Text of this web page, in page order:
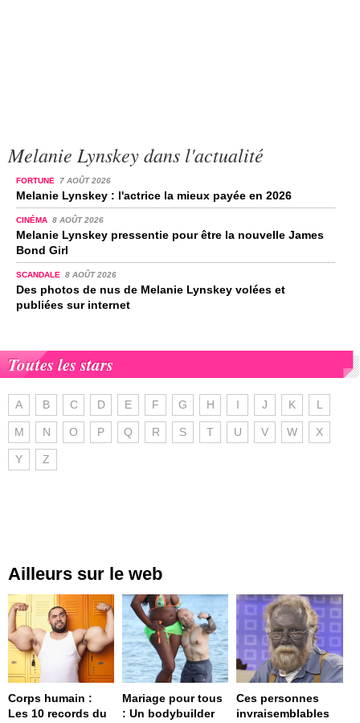
Melanie Lynskey dans l'actualité
FORTUNE 7 AOÛT 2026
Melanie Lynskey : l'actrice la mieux payée en 2026
CINÉMA 8 AOÛT 2026
Melanie Lynskey pressentie pour être la nouvelle James
Bond Girl
SCANDALE 8 AOÛT 2026
Des photos de nus de Melanie Lynskey volées et
publiées sur internet
Toutes les stars
A B C D E F G H I J K L
M N O P Q R S T U V W X
Y Z
Ailleurs sur le web
Corps humain :
Les 10 records du
Mariage pour tous
: Un bodybuilder
Ces personnes
invraisemblables